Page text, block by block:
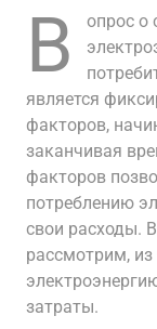
В
опрос о
является
факторов,
заканчивая
факторов
потреблению
свои расходы.
рассмотрим, из
затраты.